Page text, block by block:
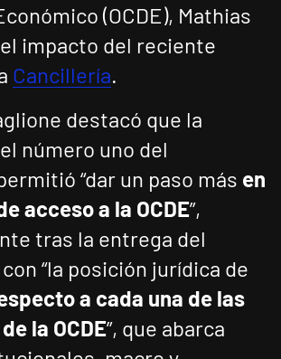
(OCDE), Mathias
impacto del reciente
Cancillería.
destacó que la
número uno del
“dar un paso más en
acceso a la OCDE”,
tras la entrega del
“la posición jurídica de
a cada una de las
la OCDE”, que abarca